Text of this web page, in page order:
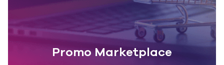
Promo Marketplace